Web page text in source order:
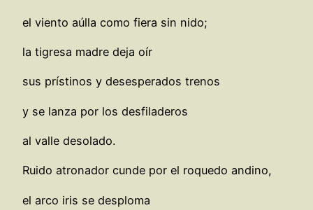
el viento aúlla como fiera sin nido;
la tigresa madre deja oír
sus prístinos y desesperados trenos
y se lanza por los desfiladeros
al valle desolado.
Ruido atronador cunde por el roquedo andino,
el arco iris se desploma